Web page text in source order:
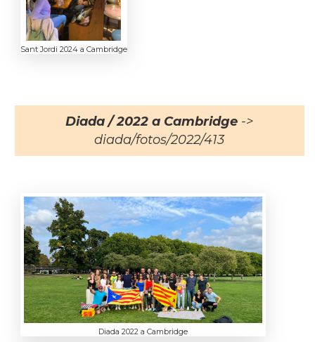
Sant Jordi 2024 a Cambridge
Diada / 2022 a Cambridge ->
diada/fotos/2022/413
Diada 2022 a Cambridge